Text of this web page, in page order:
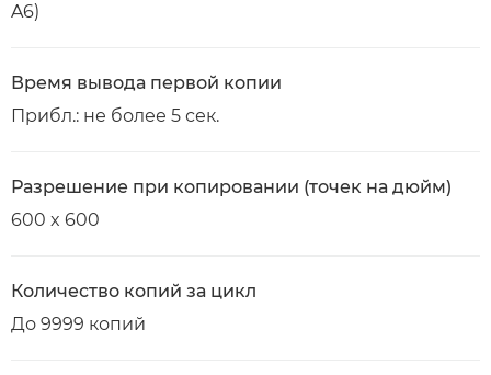
A6)
Время вывода первой копии
Прибл.: не более 5 сек.
Разрешение при копировании (точек на дюйм)
600 x 600
Количество копий за цикл
До 9999 копий